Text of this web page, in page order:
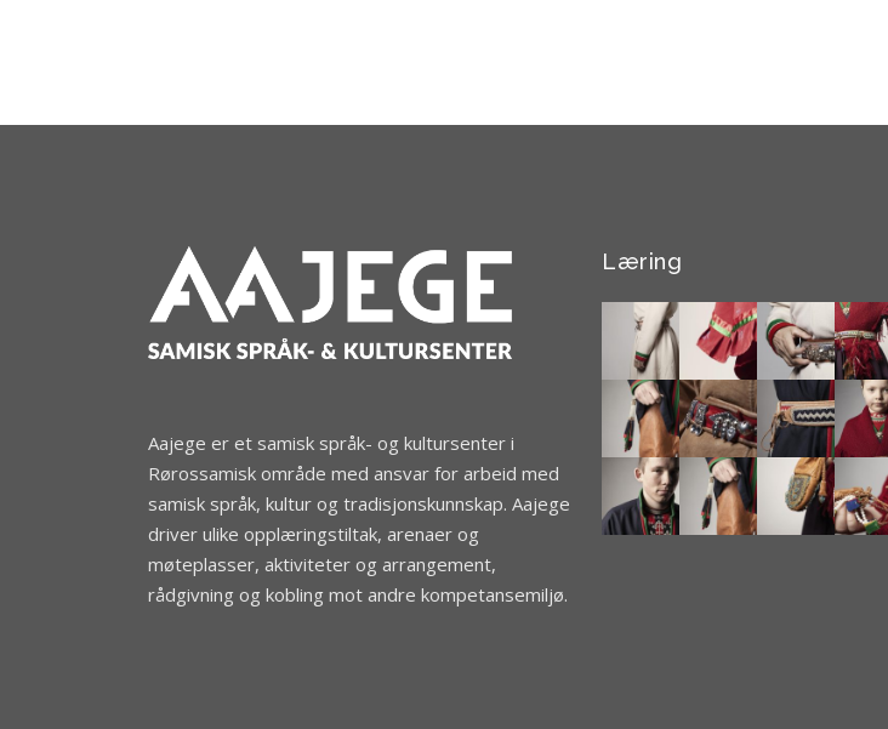
Aajege er et samisk språk- og kultursenter i
Rørossamisk område med ansvar for arbeid med
samisk språk, kultur og tradisjonskunnskap. Aajege
driver ulike opplæringstiltak, arenaer og
møteplasser, aktiviteter og arrangement,
rådgivning og kobling mot andre kompetansemiljø.
Læring